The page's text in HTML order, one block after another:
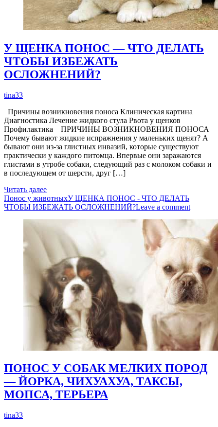
У ЩЕНКА ПОНОС — ЧТО ДЕЛАТЬ
ЧТОБЫ ИЗБЕЖАТЬ
ОСЛОЖНЕНИЙ?
tina33
Причины возникновения поноса Клиническая картина
Диагностика Лечение жидкого стула Рвота у щенков
Профилактика ПРИЧИНЫ ВОЗНИКНОВЕНИЯ ПОНОСА
Почему бывают жидкие испражнения у маленьких щенят? А
бывают они из-за глистных инвазий, которые существуют
практически у каждого питомца. Впервые они заражаются
глистами в утробе собаки, следующий раз с молоком собаки и
в последующем от шерсти, друг […]
Читать далее
Понос у животныхУ ЩЕНКА ПОНОС - ЧТО ДЕЛАТЬ
ЧТОБЫ ИЗБЕЖАТЬ ОСЛОЖНЕНИЙ?Leave a comment
ПОНОС У СОБАК МЕЛКИХ ПОРОД
— ЙОРКА, ЧИХУАХУА, ТАКСЫ,
МОПСА, ТЕРЬЕРА
tina33